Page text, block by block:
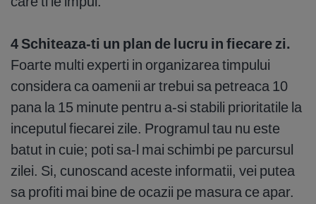
4 Schiteaza-ti un plan de lucru in fiecare zi.
Foarte multi experti in organizarea timpului
considera ca oamenii ar trebui sa petreaca 10
pana la 15 minute pentru a-si stabili prioritatile la
inceputul fiecarei zile. Programul tau nu este
batut in cuie; poti sa-l mai schimbi pe parcursul
zilei. Si, cunoscand aceste informatii, vei putea
sa profiti mai bine de ocazii pe masura ce apar.